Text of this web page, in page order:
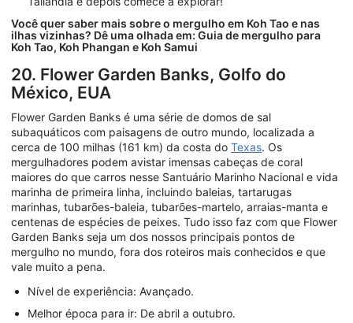
Você quer saber mais sobre o mergulho em Koh Tao e nas
ilhas vizinhas? Dê uma olhada em: Guia de mergulho para
Koh Tao, Koh Phangan e Koh Samui
20. Flower Garden Banks, Golfo do
México, EUA
Flower Garden Banks é uma série de domos de sal
subaquáticos com paisagens de outro mundo, localizada a
cerca de 100 milhas (161 km) da costa do Texas. Os
mergulhadores podem avistar imensas cabeças de coral
maiores do que carros nesse Santuário Marinho Nacional e vida
marinha de primeira linha, incluindo baleias, tartarugas
marinhas, tubarões-baleia, tubarões-martelo, arraias-manta e
centenas de espécies de peixes. Tudo isso faz com que Flower
Garden Banks seja um dos nossos principais pontos de
mergulho no mundo, fora dos roteiros mais conhecidos e que
vale muito a pena.
Nível de experiência: Avançado.
Melhor época para ir: De abril a outubro.